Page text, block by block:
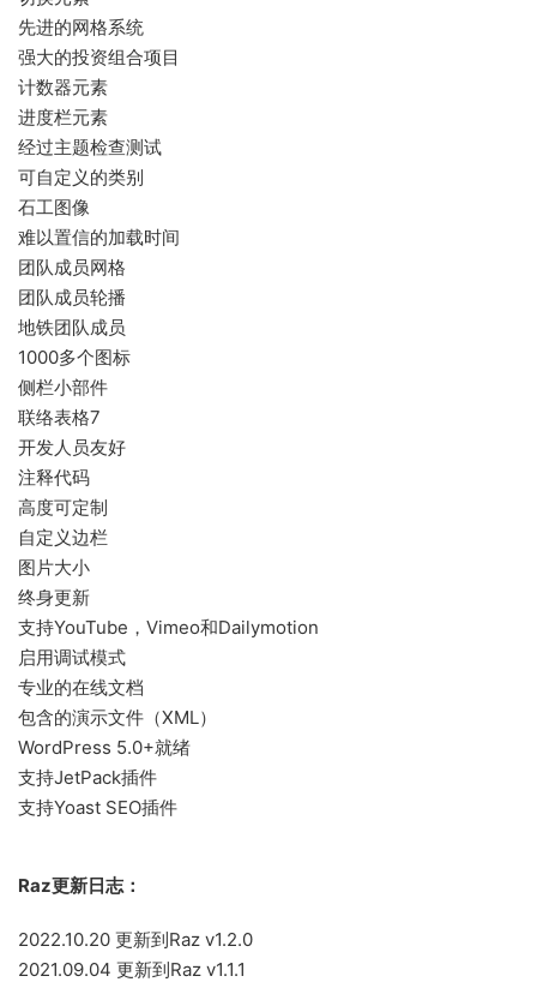
先进的网格系统
强大的投资组合项目
计数器元素
进度栏元素
经过主题检查测试
可自定义的类别
石工图像
难以置信的加载时间
团队成员网格
团队成员轮播
地铁团队成员
1000多个图标
侧栏小部件
联络表格7
开发人员友好
注释代码
高度可定制
自定义边栏
图片大小
终身更新
支持YouTube，Vimeo和Dailymotion
启用调试模式
专业的在线文档
包含的演示文件（XML）
WordPress 5.0+就绪
支持JetPack插件
支持Yoast SEO插件
Raz更新日志：
2022.10.20 更新到Raz v1.2.0
2021.09.04 更新到Raz v1.1.1